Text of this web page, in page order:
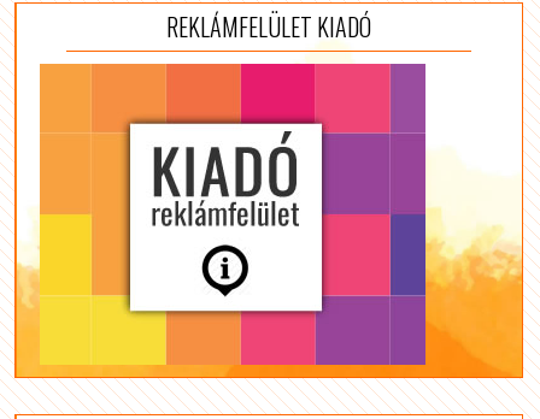
REKLÁMFELÜLET KIADÓ